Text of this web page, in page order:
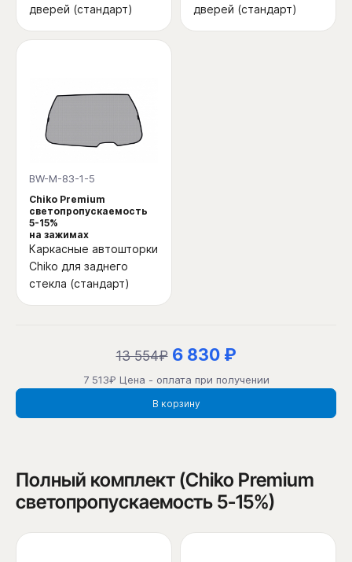
дверей (стандарт)
дверей (стандарт)
BW-M-83-1-5
Chiko Premium
светопропускаемость
5-15%
на зажимах
Каркасные автошторки
Chiko для заднего
стекла (стандарт)
13 554₽ 6 830 ₽
7 513₽ Цена - оплата при получении
В корзину
Полный комплект (Chiko Premium
светопропускаемость 5-15%)